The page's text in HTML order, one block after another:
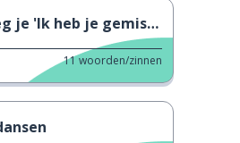
je 'Ik heb je gemist'?
11woorden/zinnen